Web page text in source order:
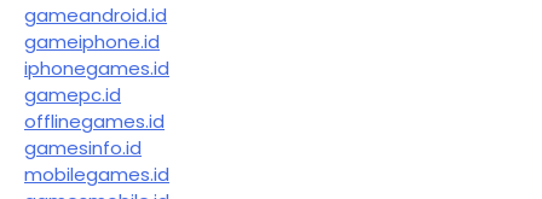
gameandroid.id
gameiphone.id
iphonegames.id
gamepc.id
offlinegames.id
gamesinfo.id
mobilegames.id